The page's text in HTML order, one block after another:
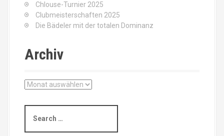
Chlouse-Turnier 2025
Clubmeisterschaften 2025
Die Bädeler mit der totalen Dominanz
Archiv
A
c
a